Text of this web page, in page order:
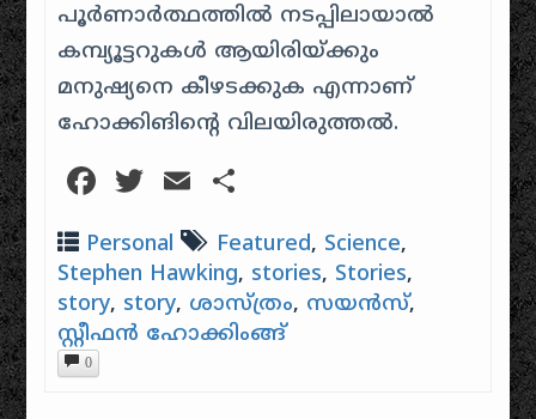
പൂര്‍ണാര്‍ത്ഥത്തില്‍ നടപ്പിലായാല്‍
കമ്പ്യൂട്ടറുകള്‍ ആയിരിയ്ക്കും
മനുഷ്യനെ കീഴടക്കുക എന്നാണ്
ഹോക്കിങിന്റെ വിലയിരുത്തല്‍.
Facebook
Twitter
Email
Personal Featured, Science,
Stephen Hawking, stories, Stories,
story, story, ശാസ്ത്രം, സയൻസ്,
സ്റ്റീഫൻ ഹോക്കിംങ്ങ്
0